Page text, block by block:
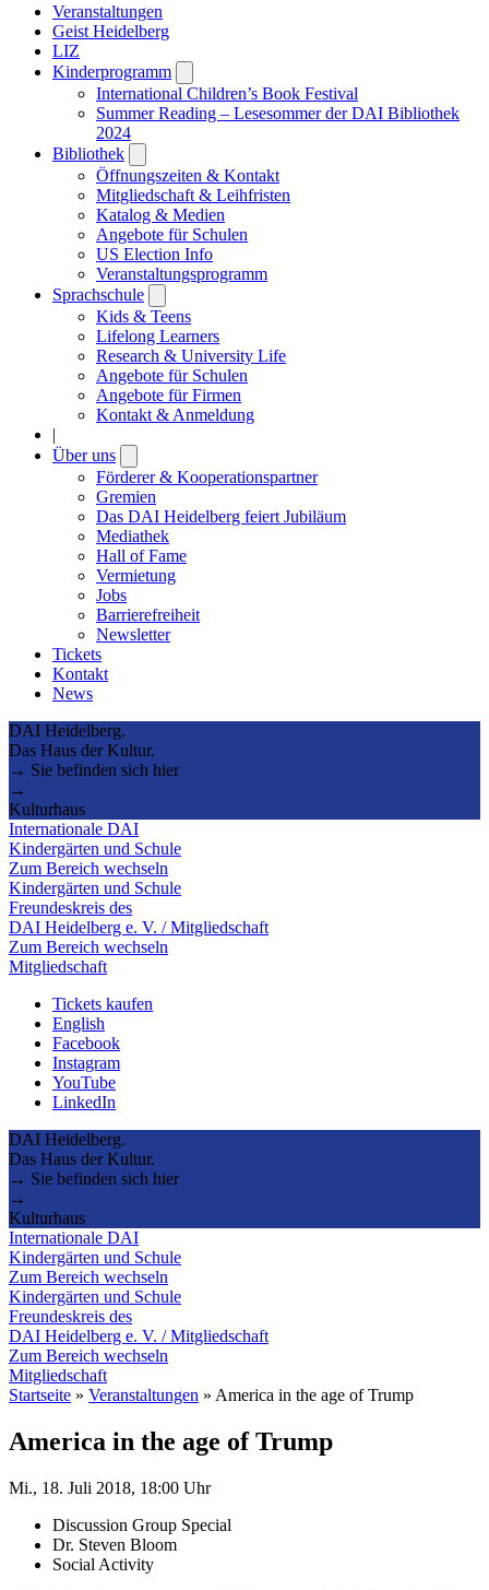
Veranstaltungen
Geist Heidelberg
LIZ
Kinderprogramm
submenu
International Children’s Book Festival
Summer Reading – Lesesommer der DAI Bibliothek
2024
Bibliothek
submenu
Öffnungszeiten & Kontakt
Mitgliedschaft & Leihfristen
Katalog & Medien
Angebote für Schulen
US Election Info
Veranstaltungsprogramm
Sprachschule
submenu
Kids & Teens
Lifelong Learners
Research & University Life
Angebote für Schulen
Angebote für Firmen
Kontakt & Anmeldung
|
Über uns
submenu
Förderer & Kooperationspartner
Gremien
Das DAI Heidelberg feiert Jubiläum
Mediathek
Hall of Fame
Vermietung
Jobs
Barrierefreiheit
Newsletter
Tickets
Kontakt
News
DAI Heidelberg.
Das Haus der Kultur.
→ Sie befinden sich hier
→
Kulturhaus
Internationale DAI
Kindergärten und Schule
Zum Bereich wechseln
Kindergärten und Schule
Freundeskreis des
DAI Heidelberg e. V. / Mitgliedschaft
Zum Bereich wechseln
Mitgliedschaft
Tickets kaufen
English
Facebook
Instagram
YouTube
LinkedIn
DAI Heidelberg.
Das Haus der Kultur.
→ Sie befinden sich hier
→
Kulturhaus
Internationale DAI
Kindergärten und Schule
Zum Bereich wechseln
Kindergärten und Schule
Freundeskreis des
DAI Heidelberg e. V. / Mitgliedschaft
Zum Bereich wechseln
Mitgliedschaft
Startseite » Veranstaltungen » America in the age of Trump
America in the age of Trump
Mi., 18. Juli 2018, 18:00 Uhr
Discussion Group Special
Dr. Steven Bloom
Social Activity